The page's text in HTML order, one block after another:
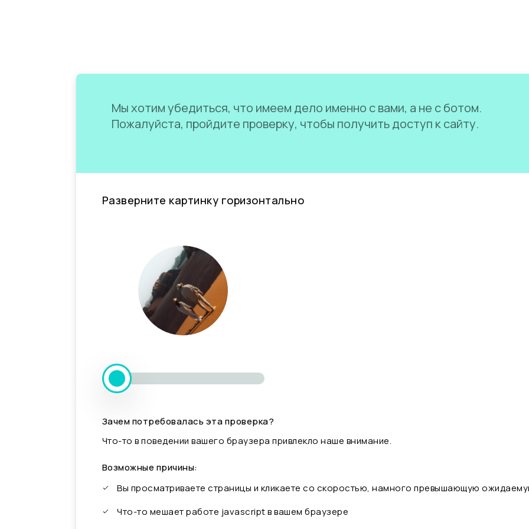
Мы хотим убедиться, что имеем дело именно с вами, а не с ботом.
Пожалуйста, пройдите проверку, чтобы получить доступ к сайту.
Разверните картинку горизонтально
Зачем потребовалась эта проверка?
Что-то в поведении вашего браузера привлекло наше внимание.
Возможные причины:
Вы просматриваете страницы и кликаете со скоростью, намного превышающую
Что-то мешает работе javascript в вашем браузере